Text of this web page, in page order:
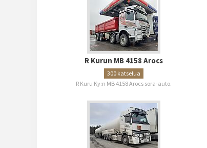
R Kurun MB 4158 Arocs
300 katselua
R Kuru Ky:n MB 4158 Arocs sora-auto.